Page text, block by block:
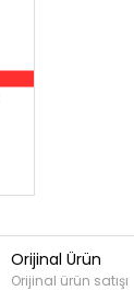
Orijinal Ürün
Orijinal ürün satışı